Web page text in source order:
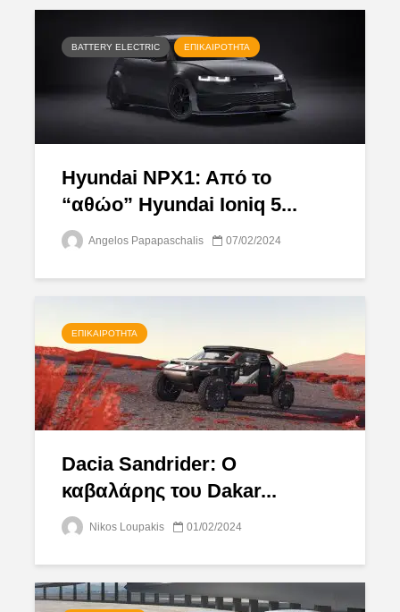
BATTERY ELECTRIC ΕΠΙΚΑΙΡΌΤΗΤΑ
Hyundai NPX1: Aπό το
“αθώο” Hyundai Ioniq 5...
Angelos Papapaschalis 07/02/2024
ΕΠΙΚΑΙΡΌΤΗΤΑ
Dacia Sandrider: Ο
καβαλάρης του Dakar...
Nikos Loupakis 01/02/2024